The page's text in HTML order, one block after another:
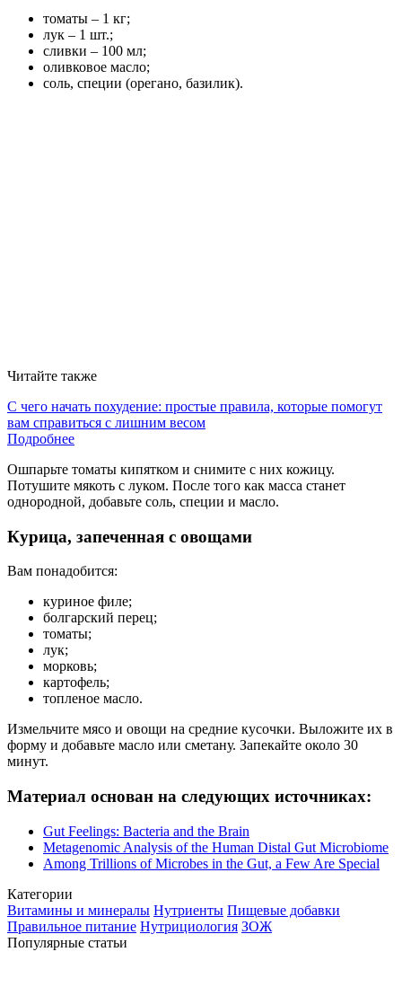
томаты – 1 кг;
лук – 1 шт.;
сливки – 100 мл;
оливковое масло;
соль, специи (орегано, базилик).
Читайте также
С чего начать похудение: простые правила, которые помогут
вам справиться с лишним весом
Подробнее
Ошпарьте томаты кипятком и снимите с них кожицу.
Потушите мякоть с луком. После того как масса станет
однородной, добавьте соль, специи и масло.
Курица, запеченная с овощами
Вам понадобится:
куриное филе;
болгарский перец;
томаты;
лук;
морковь;
картофель;
топленое масло.
Измельчите мясо и овощи на средние кусочки. Выложите их в
форму и добавьте масло или сметану. Запекайте около 30
минут.
Материал основан на следующих источниках:
Gut Feelings: Bacteria and the Brain
Metagenomic Analysis of the Human Distal Gut Microbiome
Among Trillions of Microbes in the Gut, a Few Are Special
Категории
Витамины и минералы Нутриенты Пищевые добавки
Правильное питание Нутрициология ЗОЖ
Популярные статьи